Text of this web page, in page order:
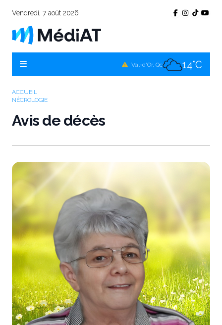
Vendredi, 7 août 2026
Val-d'Or, Qc 14°C
ACCUEIL
NÉCROLOGIE
Avis de décès